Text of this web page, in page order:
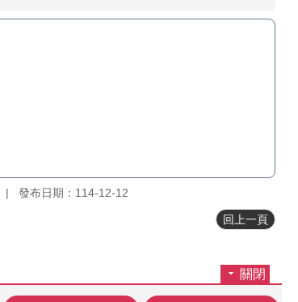
發布日期：114-12-12
回上一頁
關閉